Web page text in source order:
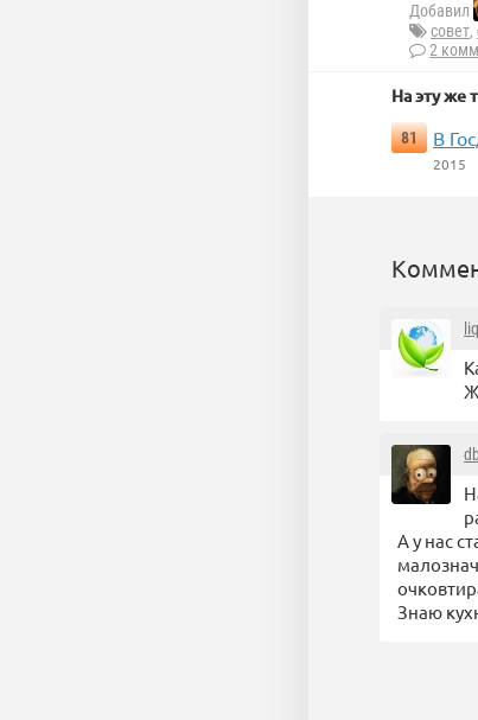
Добавил
совет,
2
На эту же
81 В
2015
А у нас
Знаю